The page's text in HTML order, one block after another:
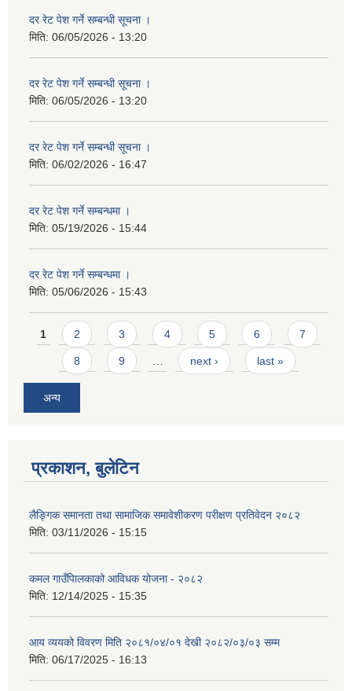
दर रेट पेश गर्ने सम्बन्धी सूचना ।
मिति: 06/05/2026 - 13:20
दर रेट पेश गर्ने सम्बन्धी सूचना ।
मिति: 06/05/2026 - 13:20
दर रेट पेश गर्ने सम्बन्धी सूचना ।
मिति: 06/02/2026 - 16:47
दर रेट पेश गर्ने सम्बन्धमा ।
मिति: 05/19/2026 - 15:44
दर रेट पेश गर्ने सम्बन्धमा ।
मिति: 05/06/2026 - 15:43
Pages
1 2 3 4 5 6 7
8 9 … next › last »
अन्य
प्रकाशन, बुलेटिन
लैङ्गिक समानता तथा सामाजिक समावेशीकरण परीक्षण प्रतिवेदन २०८२
मिति: 03/11/2026 - 15:15
कमल गाउँपािलकाको आविधक योजना - २०८२
मिति: 12/14/2025 - 15:35
आय व्ययको विवरण मिति २०८१/०४/०१ देखी २०८२/०३/०३ सम्म
मिति: 06/17/2025 - 16:13